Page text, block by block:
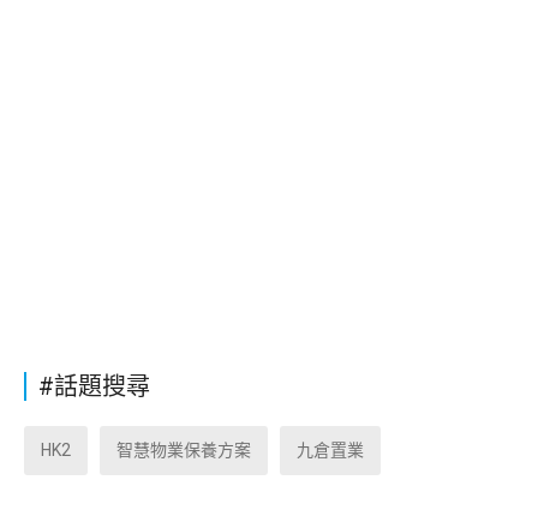
#話題搜尋
HK2 智慧物業保養方案 九倉置業